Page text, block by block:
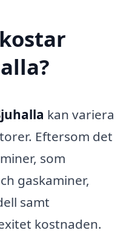
kan variera
Eftersom det
som
gaskaminer,
samt
kostnaden.